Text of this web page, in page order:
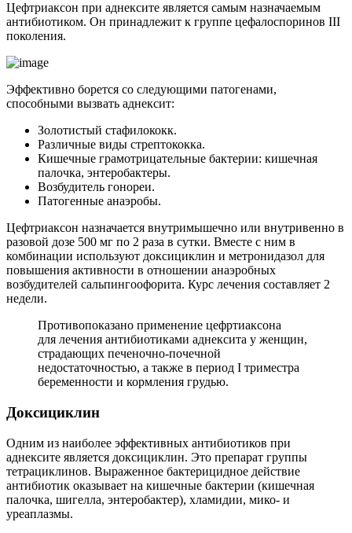
Цефтриаксон при аднексите является самым назначаемым
антибиотиком. Он принадлежит к группе цефалоспоринов III
поколения.
Эффективно борется со следующими патогенами,
способными вызвать аднексит:
Золотистый стафилококк.
Различные виды стрептококка.
Кишечные грамотрицательные бактерии: кишечная
палочка, энтеробактеры.
Возбудитель гонореи.
Патогенные анаэробы.
Цефтриаксон назначается внутримышечно или внутривенно в
разовой дозе 500 мг по 2 раза в сутки. Вместе с ним в
комбинации используют доксициклин и метронидазол для
повышения активности в отношении анаэробных
возбудителей сальпингоофорита. Курс лечения составляет 2
недели.
Противопоказано применение цефртиаксона
для лечения антибиотиками аднексита у женщин,
страдающих печеночно-почечной
недостаточностью, а также в период I триместра
беременности и кормления грудью.
Доксициклин
Одним из наиболее эффективных антибиотиков при
аднексите является доксициклин. Это препарат группы
тетрациклинов. Выраженное бактерицидное действие
антибиотик оказывает на кишечные бактерии (кишечная
палочка, шигелла, энтеробактер), хламидии, мико- и
уреаплазмы.